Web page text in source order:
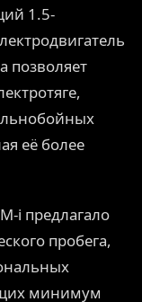
1.5-
позволяет
её более
i предлагало
пробега,
минимум